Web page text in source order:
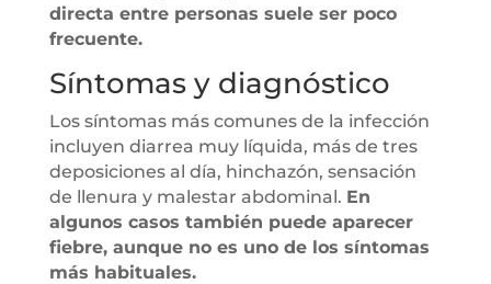
directa entre personas suele ser poco
frecuente.
Síntomas y diagnóstico
Los síntomas más comunes de la infección
incluyen diarrea muy líquida, más de tres
deposiciones al día, hinchazón, sensación
de llenura y malestar abdominal. En
algunos casos también puede aparecer
fiebre, aunque no es uno de los síntomas
más habituales.